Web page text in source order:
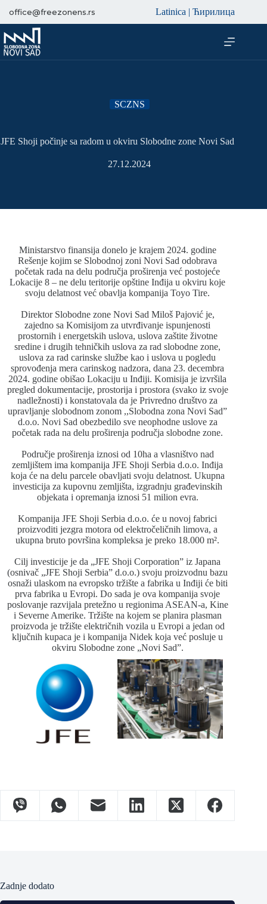
office@freezonens.rs Latinica |Ћирилица
SCZNS
JFE Shoji počinje sa radom u okviru Slobodne zone Novi Sad
27.12.2024
Ministarstvo finansija donelo je krajem 2024. godine
Rešenje kojim se Slobodnoj zoni Novi Sad odobrava
početak rada na delu područja proširenja već postojeće
Lokacije 8 – ne delu teritorije opštine Inđija u okviru koje
svoju delatnost već obavlja kompanija Toyo Tire.
Direktor Slobodne zone Novi Sad Miloš Pajović je,
zajedno sa Komisijom za utvrđivanje ispunjenosti
prostornih i energetskih uslova, uslova zaštite životne
sredine i drugih tehničkih uslova za rad slobodne zone,
uslova za rad carinske službe kao i uslova u pogledu
sprovođenja mera carinskog nadzora, dana 23. decembra
2024. godine obišao Lokaciju u Inđiji. Komisija je izvršila
pregled dokumentacije, prostorija i prostora (svako iz svoje
nadležnosti) i konstatovala da je Privredno društvo za
upravljanje slobodnom zonom ,,Slobodna zona Novi Sad”
d.o.o. Novi Sad obezbedilo sve neophodne uslove za
početak rada na delu proširenja područja slobodne zone.
Područje proširenja iznosi od 10ha a vlasništvo nad
zemljištem ima kompanija JFE Shoji Serbia d.o.o. Inđija
koja će na delu parcele obavljati svoju delatnost. Ukupna
investicija za kupovnu zemljišta, izgradnju građevinskih
objekata i opremanja iznosi 51 milion evra.
Kompanija JFE Shoji Serbia d.o.o. će u novoj fabrici
proizvoditi jezgra motora od elektročeličnih limova, a
ukupna bruto površina kompleksa je preko 18.000 m².
Cilj investicije je da „JFE Shoji Corporation” iz Japana
(osnivač „JFE Shoji Serbia” d.o.o.) svoju proizvodnu bazu
osnaži ulaskom na evropsko tržište a fabrika u Inđiji će biti
prva fabrika u Evropi. Do sada je ova kompanija svoje
poslovanje razvijala pretežno u regionima ASEAN-a, Kine
i Severne Amerike. Tržište na kojem se planira plasman
proizvoda je tržište električnih vozila u Evropi a jedan od
ključnih kupaca je i kompanija Nidek koja već posluje u
okviru Slobodne zone „Novi Sad”.
Zadnje dodato